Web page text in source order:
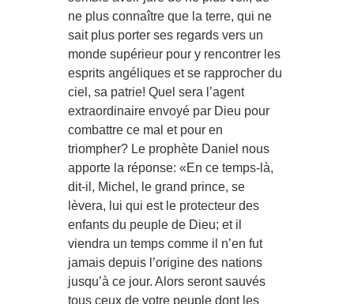
ne plus connaître que la terre, qui ne
sait plus porter ses regards vers un
monde supérieur pour y rencontrer les
esprits angéliques et se rapprocher du
ciel, sa patrie! Quel sera l’agent
extraordinaire envoyé par Dieu pour
combattre ce mal et pour en
triompher? Le prophète Daniel nous
apporte la réponse: «En ce temps-là,
dit-il, Michel, le grand prince, se
lèvera, lui qui est le protecteur des
enfants du peuple de Dieu; et il
viendra un temps comme il n’en fut
jamais depuis l’origine des nations
jusqu’à ce jour. Alors seront sauvés
tous ceux de votre peuple dont les